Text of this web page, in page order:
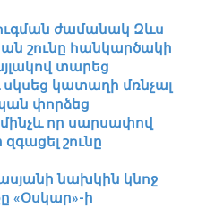
ժամանակ Զևս
շունը հանկարծակի
տարեց
կատաղի մռնչալ
փորձեց
որ սարսափով
շունը
նախկին կնոջ
«Օսկար»-ի